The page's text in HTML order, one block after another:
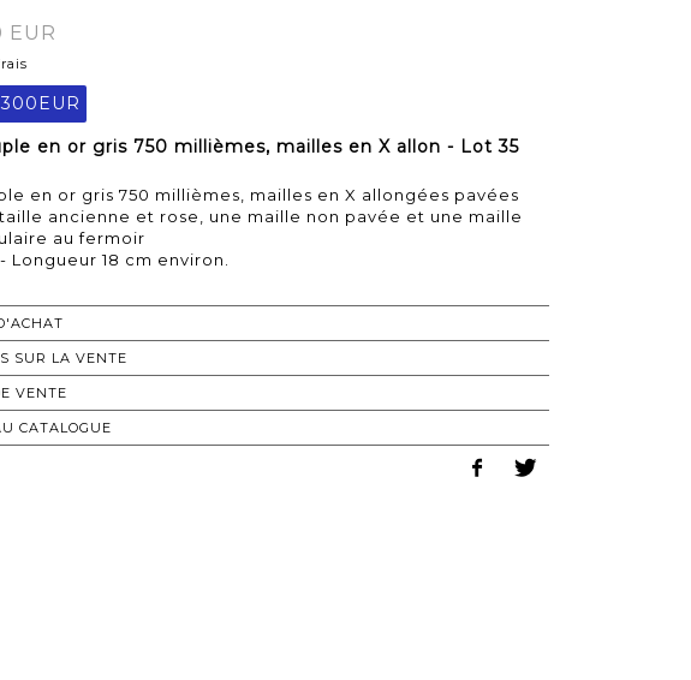
EUR
en or gris 750 millièmes, mailles en X allon - Lot 35
en or gris 750 millièmes, mailles en X allongées pavées
ancienne et rose, une maille non pavée et une maille
au fermoir
Longueur 18 cm environ.
SUR LA VENTE
VENTE
CATALOGUE